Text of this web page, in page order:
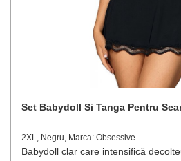
Set Babydoll Si Tanga Pentru
2XL, Negru, Marca: Obsessive
Babydoll clar care intensifică